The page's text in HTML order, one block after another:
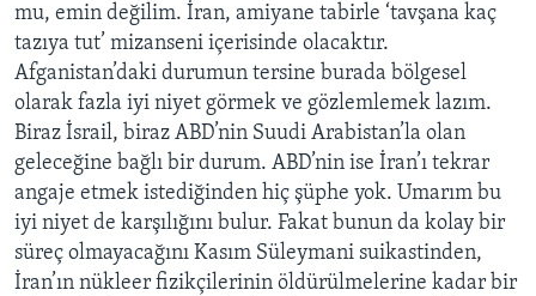
mu, emin değilim. İran, amiyane tabirle ‘tavşana kaç
tazıya tut’ mizanseni içerisinde olacaktır.
Afganistan’daki durumun tersine burada bölgesel
olarak fazla iyi niyet görmek ve gözlemlemek lazım.
Biraz İsrail, biraz ABD’nin Suudi Arabistan’la olan
geleceğine bağlı bir durum. ABD’nin ise İran’ı tekrar
angaje etmek istediğinden hiç şüphe yok. Umarım bu
iyi niyet de karşılığını bulur. Fakat bunun da kolay bir
süreç olmayacağını Kasım Süleymani suikastinden,
İran’ın nükleer fizikçilerinin öldürülmelerine kadar bir